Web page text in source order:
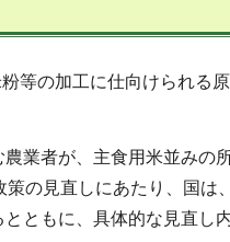
等の加工に仕向けられる
業者が、主食用米並みの
の見直しにあたり、国は
ともに、具体的な見直し